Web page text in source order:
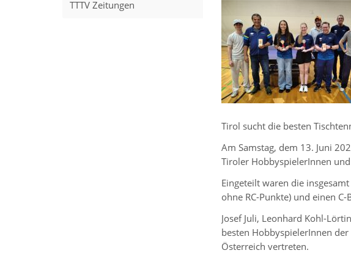
Tirol sucht die besten
Am Samstag, dem 13. Juni
Tiroler HobbyspielerInnen
Eingeteilt waren die
ohne RC-Punkte) und einen
Josef Juli, Leonhard Kohl-
besten HobbyspielerInnen
Österreich vertreten.
TTTV Zeitungen